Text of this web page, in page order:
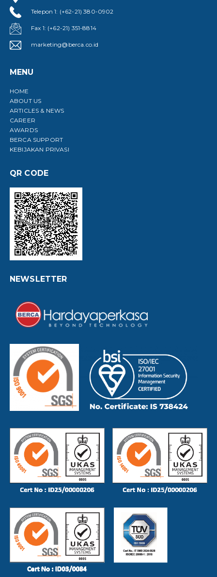
Telepon 1: (+62-21) 380-0902
Fax 1: (+62-21) 351-8814
marketing@berca.co.id
MENU
HOME
ABOUT US
ARTICLES & NEWS
CAREER
AWARDS
BERCA SUPPORT
KEBIJAKAN PRIVASI
QR CODE
NEWSLETTER